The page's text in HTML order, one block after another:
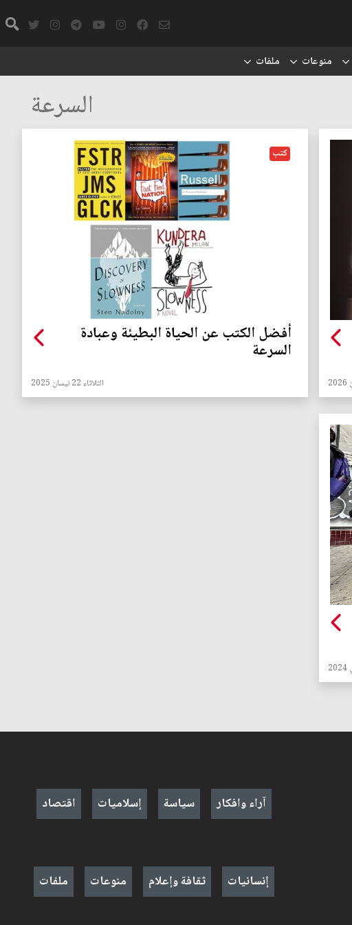
منوعات ملفات
السرعة
كتب
أفضل الكتب عن الحياة البطيئة وعبادة
السرعة
الثلاثاء 22 نيسان 2025
آراء وافكار سياسة إسلاميات اقتصاد
إنسانيات ثقافة وإعلام منوعات ملفات